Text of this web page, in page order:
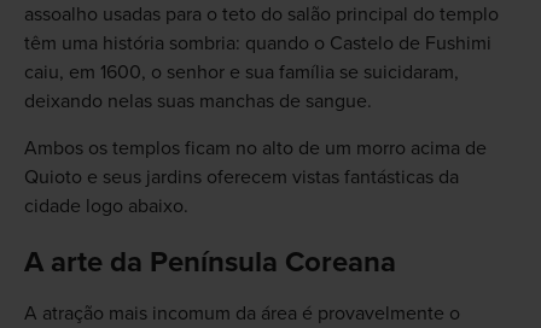
assoalho usadas para o teto do salão principal do templo
têm uma história sombria: quando o Castelo de Fushimi
caiu, em 1600, o senhor e sua família se suicidaram,
deixando nelas suas manchas de sangue.
Ambos os templos ficam no alto de um morro acima de
Quioto e seus jardins oferecem vistas fantásticas da
cidade logo abaixo.
A arte da Península Coreana
A atração mais incomum da área é provavelmente o